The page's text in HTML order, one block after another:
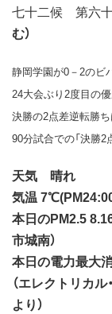
七十二候 第六
む）
静岡学園が0－2のビ
24大会ぶり2度目の
決勝の2点差逆転勝
90分試合での「決勝2
天気 晴れ
気温
本日のPM2.5
市城南）
本日の電力最大
（エレクトリカ
より）